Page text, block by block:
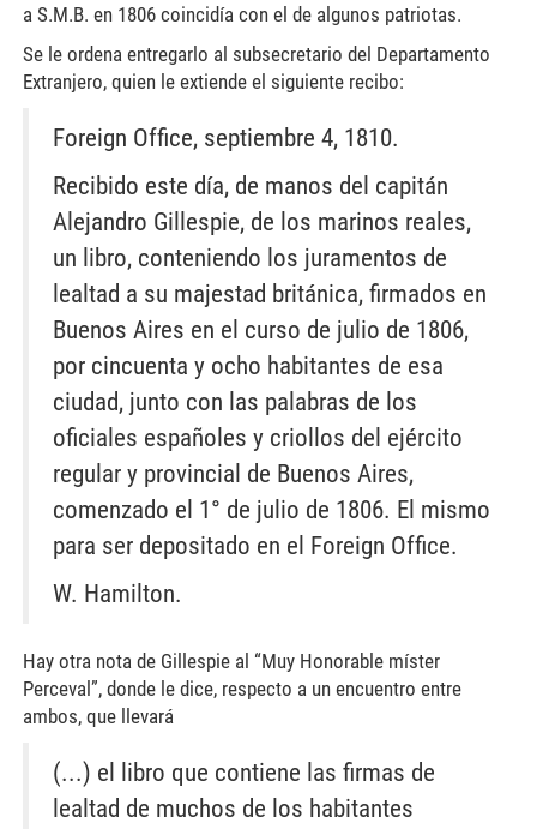
a S.M.B. en 1806 coincidía con el de algunos patriotas.
Se le ordena entregarlo al subsecretario del Departamento
Extranjero, quien le extiende el siguiente recibo:
Foreign Office, septiembre 4, 1810.
Recibido este día, de manos del capitán
Alejandro Gillespie, de los marinos reales,
un libro, conteniendo los juramentos de
lealtad a su majestad británica, firmados en
Buenos Aires en el curso de julio de 1806,
por cincuenta y ocho habitantes de esa
ciudad, junto con las palabras de los
oficiales españoles y criollos del ejército
regular y provincial de Buenos Aires,
comenzado el 1° de julio de 1806. El mismo
para ser depositado en el Foreign Office.
W. Hamilton.
Hay otra nota de Gillespie al “Muy Honorable míster
Perceval”, donde le dice, respecto a un encuentro entre
ambos, que llevará
(...) el libro que contiene las firmas de
lealtad de muchos de los habitantes